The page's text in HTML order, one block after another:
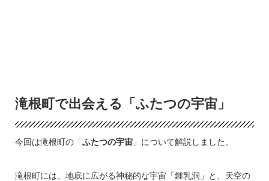
滝根町で出会える「ふたつの宇宙」
今回は滝根町の「ふたつの宇宙」について解説しました。
滝根町には、地底に広がる神秘的な宇宙「鍾乳洞」と、天空の